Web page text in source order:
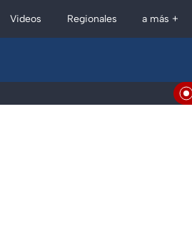
Videos Regionales a más +